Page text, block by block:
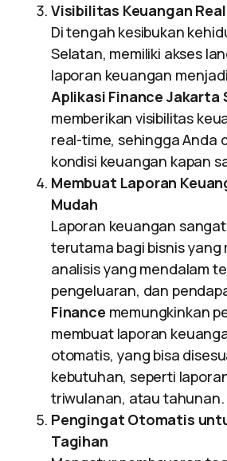
Visibilitas Keuangan
Di tengah kesibukan
Selatan, memiliki akses
laporan keuangan
Aplikasi Finance Jakarta
memberikan visibilitas
real-time, sehingga Anda
kondisi keuangan kapan
Membuat Laporan
Mudah
Laporan keuangan
terutama bagi bisnis yang
analisis yang mendalam
pengeluaran, dan
Finance memungkinkan
membuat laporan
otomatis, yang bisa
kebutuhan, seperti
triwulanan, atau tahunan.
Pengingat Otomatis
Tagihan